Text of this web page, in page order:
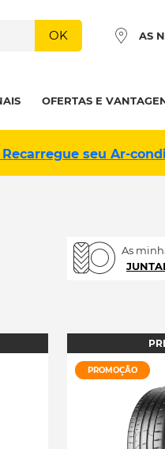
OK AS
OFERTAS E
seu Ar-
As
PROMOÇÃO